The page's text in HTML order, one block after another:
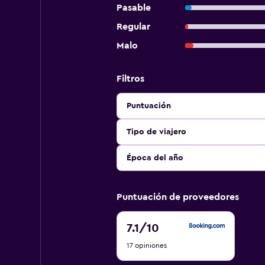
Pasable
Regular
Malo
Filtros
Puntuación
Tipo de viajero
Época del año
Puntuación de proveedores
7.1 /10
7.1
10
17 opiniones